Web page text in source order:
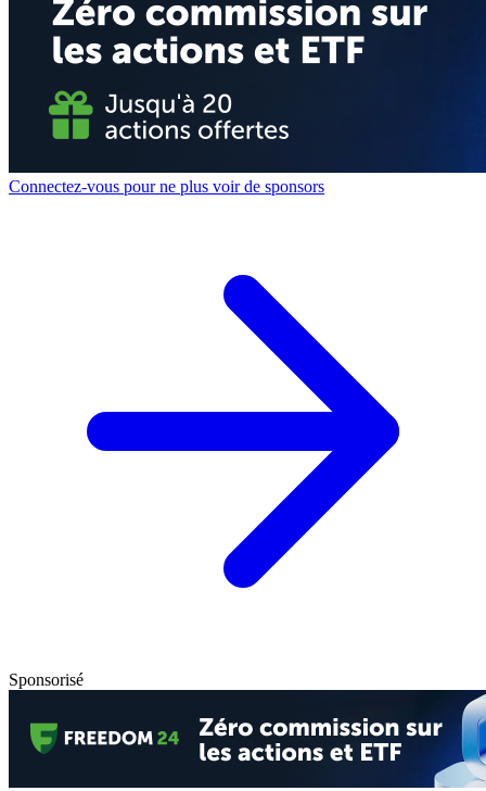
Connectez-vous pour ne plus voir de sponsors
Sponsorisé